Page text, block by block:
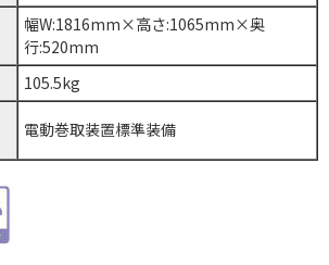
幅W:1816mm×高さ:1065mm×奥
行:520mm
105.5kg
電動巻取装置標準装備